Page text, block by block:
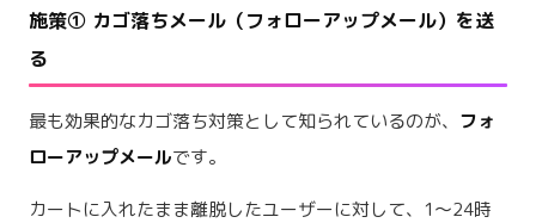
施策① カゴ落ちメール（フォローアップメール）を送
る
最も効果的なカゴ落ち対策として知られているのが、 フォ
ローアップメールです。
カートに入れたまま離脱したユーザーに対して、1〜24時